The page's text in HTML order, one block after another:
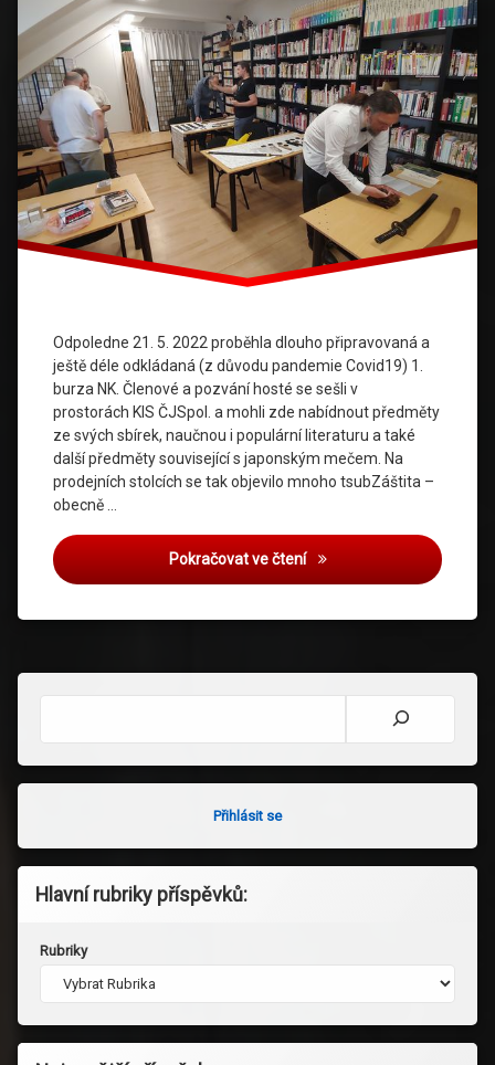
Odpoledne 21. 5. 2022 proběhla dlouho připravovaná a
ještě déle odkládaná (z důvodu pandemie Covid19) 1.
burza NK. Členové a pozvání hosté se sešli v
prostorách KIS ČJSpol. a mohli zde nabídnout předměty
ze svých sbírek, naučnou i populární literaturu a také
další předměty související s japonským mečem. Na
prodejních stolcích se tak objevilo mnoho tsubZáštita –
obecně …
Pokračovat ve čtení1. Burza NK 2022
Přihlásit se
Hlavní rubriky příspěvků:
Rubriky